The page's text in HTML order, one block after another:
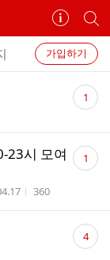
카
페
정
보
개
별
카
페
검
색
가입하기
댓
글 1
23시 모여
간 조회수
360
댓
글 1
댓
글 4